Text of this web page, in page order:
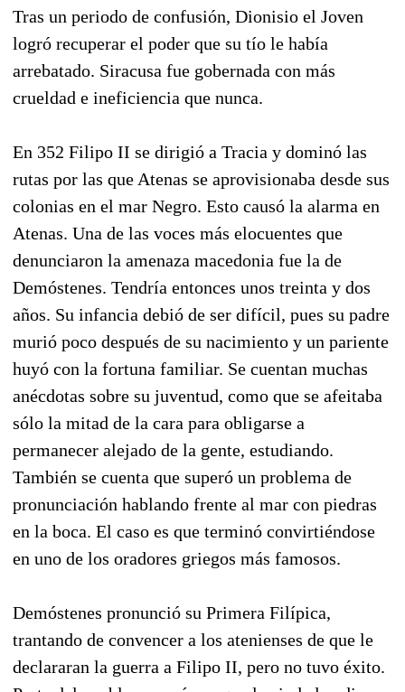
Tras un periodo de confusión, Dionisio el Joven
logró recuperar el poder que su tío le había
arrebatado. Siracusa fue gobernada con más
crueldad e ineficiencia que nunca.
En 352 Filipo II se dirigió a Tracia y dominó las
rutas por las que Atenas se aprovisionaba desde sus
colonias en el mar Negro. Esto causó la alarma en
Atenas. Una de las voces más elocuentes que
denunciaron la amenaza macedonia fue la de
Demóstenes. Tendría entonces unos treinta y dos
años. Su infancia debió de ser difícil, pues su padre
murió poco después de su nacimiento y un pariente
huyó con la fortuna familiar. Se cuentan muchas
anécdotas sobre su juventud, como que se afeitaba
sólo la mitad de la cara para obligarse a
permanecer alejado de la gente, estudiando.
También se cuenta que superó un problema de
pronunciación hablando frente al mar con piedras
en la boca. El caso es que terminó convirtiéndose
en uno de los oradores griegos más famosos.
Demóstenes pronunció su Primera Filípica,
trantando de convencer a los atenienses de que le
declararan la guerra a Filipo II, pero no tuvo éxito.